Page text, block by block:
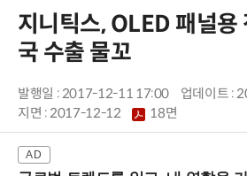
지니틱스, OLED 패널용
국 수출 물꼬
발행일 : 2017-12-11 17:00
업데이트 :
지면 :2017-12-12 18면